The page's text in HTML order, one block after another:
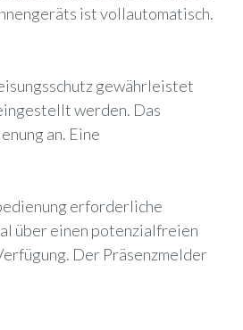
ist vollautomatisch.
gewährleistet
werden. Das
an. Eine
erforderliche
über einen potenzialfreien
Der Präsenzmelder